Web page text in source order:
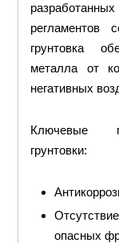
регламентов
грунтовка
металла от
негативных
Ключевые
грунтовки:
опасных